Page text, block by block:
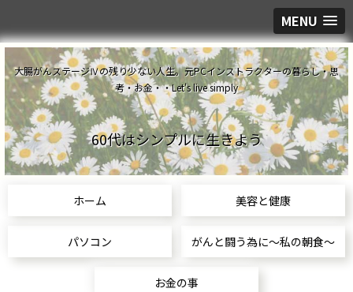
MENU
大腸がんステージⅣの残り少ない人生。元PCインストラクターの暮らし・思
考・お金・・Let's live simply
60代はシンプルに生きよう
ホーム 美容と健康
パソコン がんと闘う為に～私の朝食～
お金の事